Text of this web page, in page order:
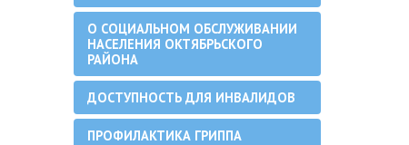
О СОЦИАЛЬНОМ ОБСЛУЖИВАНИИ
НАСЕЛЕНИЯ ОКТЯБРЬСКОГО
РАЙОНА
ДОСТУПНОСТЬ ДЛЯ ИНВАЛИДОВ
ПРОФИЛАКТИКА ГРИППА